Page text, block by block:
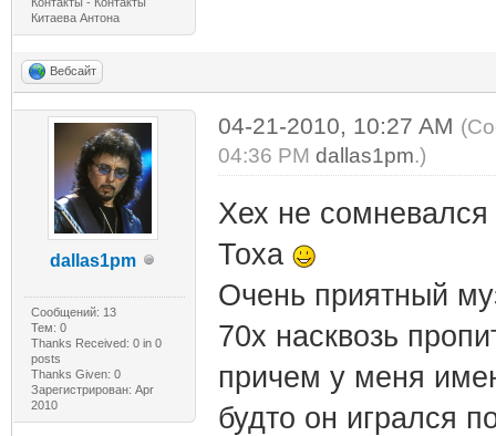
Китаева Антона
Вебсайт
dallas1pm
Сообщений: 13
Тем: 0
Thanks Received: 0in 0
posts
Thanks Given: 0
Зарегистрирован: Apr
2010
04-21-2010, 10:27 AM
04:36 PM dallas1pm.)
Хех не
Тоха
Очень приятный
70х насквозь
причем у меня
будто он игрался